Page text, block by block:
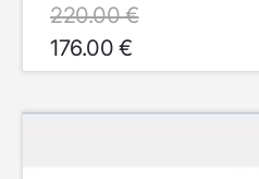
220.00 €
176.00 €